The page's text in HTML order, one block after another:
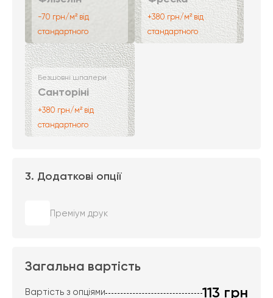
-70 грн/м² від
стандартного
+380 грн/м² від
стандартного
Безшовні шпалери
Санторіні
+380 грн/м² від
стандартного
3. Додаткові опції
Преміум друк
Загальна вартість
Вартість з опціями 113 грн